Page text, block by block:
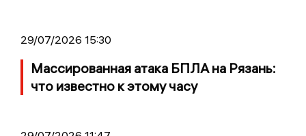
29/07/2026 15:30
Массированная атака БПЛА на Рязань:
что известно к этому часу